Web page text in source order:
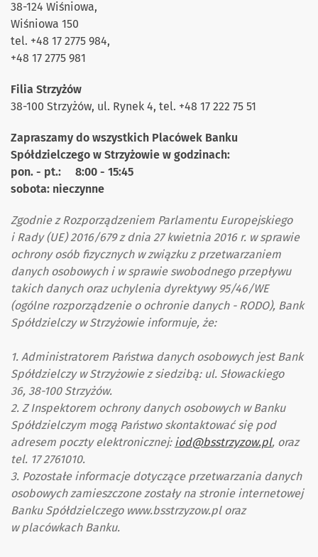
38-124 Wiśniowa,
Wiśniowa 150
tel. +48 17 2775 984,
+48 17 2775 981
Filia Strzyżów
38-100 Strzyżów, ul. Rynek 4, tel. +48 17 222 75 51
Zapraszamy do wszystkich Placówek Banku
Spółdzielczego w Strzyżowie w godzinach:
pon. - pt.: 8:00 - 15:45
sobota: nieczynne
Zgodnie z Rozporządzeniem Parlamentu Europejskiego
i Rady (UE) 2016/679 z dnia 27 kwietnia 2016 r. w sprawie
ochrony osób fizycznych w związku z przetwarzaniem
danych osobowych i w sprawie swobodnego przepływu
takich danych oraz uchylenia dyrektywy 95/46/WE
(ogólne rozporządzenie o ochronie danych - RODO), Bank
Spółdzielczy w Strzyżowie informuje, że:
1. Administratorem Państwa danych osobowych jest Bank
Spółdzielczy w Strzyżowie z siedzibą: ul. Słowackiego
36, 38-100 Strzyżów.
2. Z Inspektorem ochrony danych osobowych w Banku
Spółdzielczym mogą Państwo skontaktować się pod
adresem poczty elektronicznej: iod@bsstrzyzow.pl, oraz
tel. 17 2761010.
3. Pozostałe informacje dotyczące przetwarzania danych
osobowych zamieszczone zostały na stronie internetowej
Banku Spółdzielczego www.bsstrzyzow.pl oraz
w placówkach Banku.